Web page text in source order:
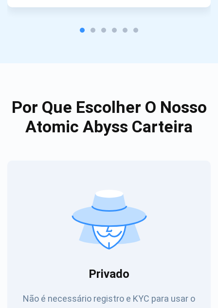
Por Que Escolher O Nosso
Atomic Abyss Carteira
Privado
Não é necessário registro e KYC para usar o